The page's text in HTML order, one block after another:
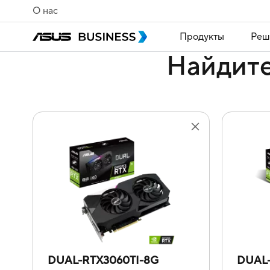
О нас
Продукты
DUAL-RTX3060TI-8G